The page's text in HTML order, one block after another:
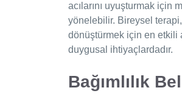
acılarını uyuşturmak için
yönelebilir. Bireysel
dönüştürmek için en etkili
duygusal ihtiyaçlardadır.
Bağımlılık